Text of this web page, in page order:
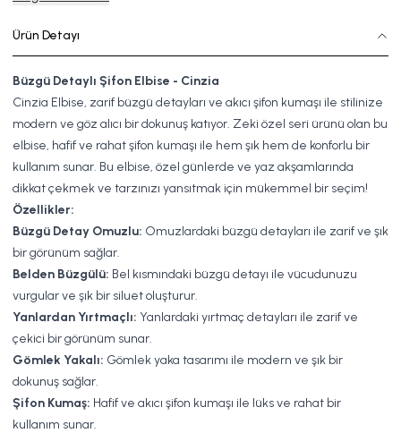
Ürün Detayı
Büzgü Detaylı Şifon Elbise - Cinzia
Cinzia Elbise, zarif büzgü detayları ve akıcı şifon kumaşı ile stilinize
modern ve göz alıcı bir dokunuş katıyor. Zeki özel seri ürünü olan bu
elbise, hafif ve rahat şifon kumaşı ile hem şık hem de konforlu bir
kullanım sunar. Bu elbise, özel günlerde ve yaz akşamlarında
dikkat çekmek ve tarzınızı yansıtmak için mükemmel bir seçim!
Özellikler:
Büzgü Detay Omuzlu: Omuzlardaki büzgü detayları ile zarif ve şık
bir görünüm sağlar.
Belden Büzgülü: Bel kısmındaki büzgü detayı ile vücudunuzu
vurgular ve şık bir siluet oluşturur.
Yanlardan Yırtmaçlı: Yanlardaki yırtmaç detayları ile zarif ve
çekici bir görünüm sunar.
Gömlek Yakalı: Gömlek yaka tasarımı ile modern ve şık bir
dokunuş sağlar.
Şifon Kumaş: Hafif ve akıcı şifon kumaşı ile lüks ve rahat bir
kullanım sunar.